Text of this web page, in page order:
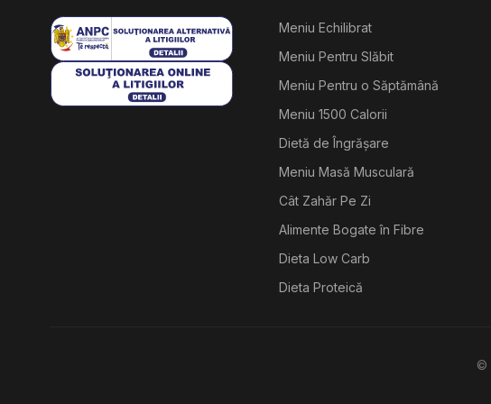
Meniu Echilibrat
Meniu Pentru Slăbit
Meniu Pentru o Săptămână
Meniu 1500 Calorii
Dietă de Îngrășare
Meniu Masă Musculară
Cât Zahăr Pe Zi
Alimente Bogate în Fibre
Dieta Low Carb
Dieta Proteică
©